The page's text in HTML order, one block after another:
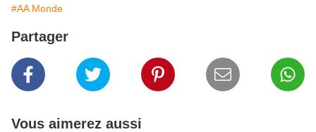
#AA Monde
Partager
Vous aimerez aussi